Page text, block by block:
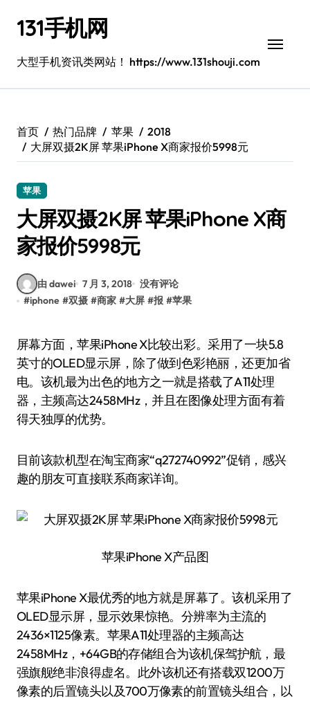
131手机网
大型手机资讯类网站！ https://www.131shouji.com
首页 热门品牌 苹果
2018
大屏双摄2K屏 苹果iPhone X商家报价5998元
苹果
大屏双摄2K屏 苹果iPhone X商
家报价5998元
由 dawei 7 月 3, 2018 没有评论
#iphone #双摄 #商家 #大屏 #报 #苹果
屏幕方面，苹果iPhone X比较出彩。采用了一块5.8
英寸的OLED显示屏，除了做到色彩艳丽，还更加省
电。该机最为出色的地方之一就是搭载了A11处理
器，主频高达2458MHz，并且在图像处理方面有着
得天独厚的优势。
目前该款机型在淘宝商家“q272740992”促销，感兴
趣的朋友可直接联系商家详询。
苹果iPhone X产品图
苹果iPhone X最优秀的地方就是屏幕了。该机采用了
OLED显示屏，显示效果惊艳。分辨率为主流的
2436×1125像素。苹果A11处理器的主频高达
2458MHz，+64GB的存储组合为该机保驾护航，最
强旗舰绝非浪得虚名。此外该机还有搭载双1200万
像素的后置镜头以及700万像素的前置镜头组合，以